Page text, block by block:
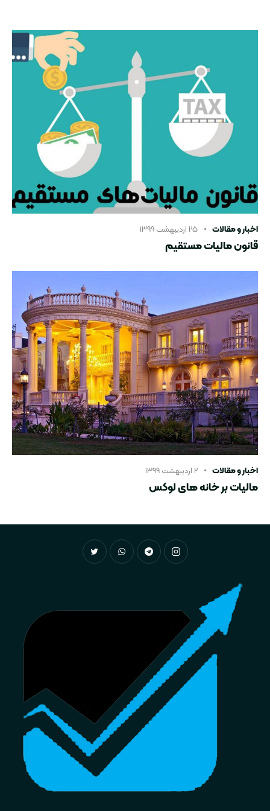
اخبار و مقالات ۲۵ اردیبهشت ۱۳۹۹
قانون مالیات مستقیم
اخبار و مقالات ۲ اردیبهشت ۱۳۹۹
مالیات بر خانه های لوکس